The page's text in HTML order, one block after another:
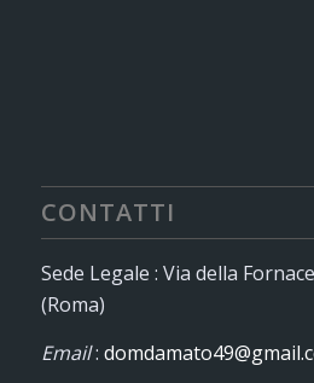
CONTATTI
Sede Legale : Via della
(Roma)
Email: